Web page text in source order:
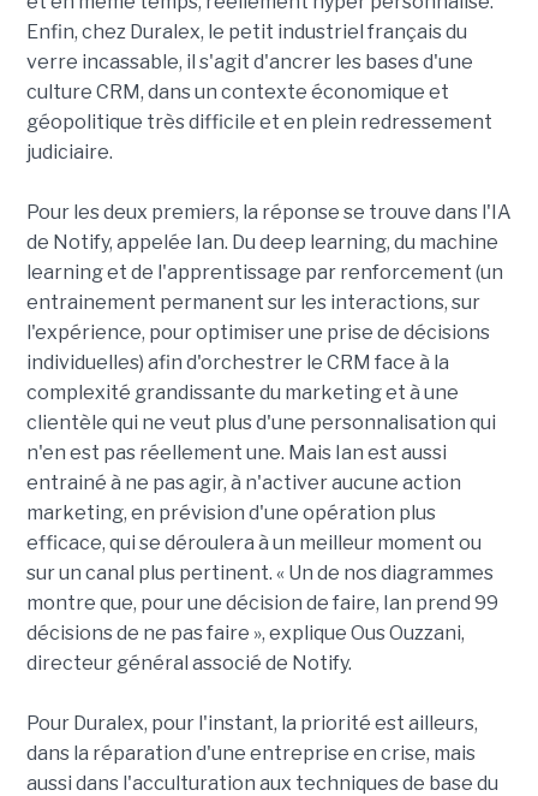
Enfin, chez Duralex, le petit industriel français du
verre incassable, il s'agit d'ancrer les bases d'une
culture CRM, dans un contexte économique et
géopolitique très difficile et en plein redressement
judiciaire.
Pour les deux premiers, la réponse se trouve dans l'IA
de Notify, appelée Ian. Du deep learning, du machine
learning et de l'apprentissage par renforcement (un
entrainement permanent sur les interactions, sur
l'expérience, pour optimiser une prise de décisions
individuelles) afin d'orchestrer le CRM face à la
complexité grandissante du marketing et à une
clientèle qui ne veut plus d'une personnalisation qui
n'en est pas réellement une. Mais Ian est aussi
entrainé à ne pas agir, à n'activer aucune action
marketing, en prévision d'une opération plus
efficace, qui se déroulera à un meilleur moment ou
sur un canal plus pertinent. « Un de nos diagrammes
montre que, pour une décision de faire, Ian prend 99
décisions de ne pas faire », explique Ous Ouzzani,
directeur général associé de Notify.
Pour Duralex, pour l'instant, la priorité est ailleurs,
dans la réparation d'une entreprise en crise, mais
aussi dans l'acculturation aux techniques de base du